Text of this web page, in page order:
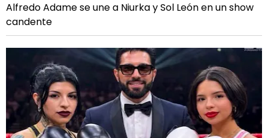
Alfredo Adame se une a Niurka y Sol León en un show
candente